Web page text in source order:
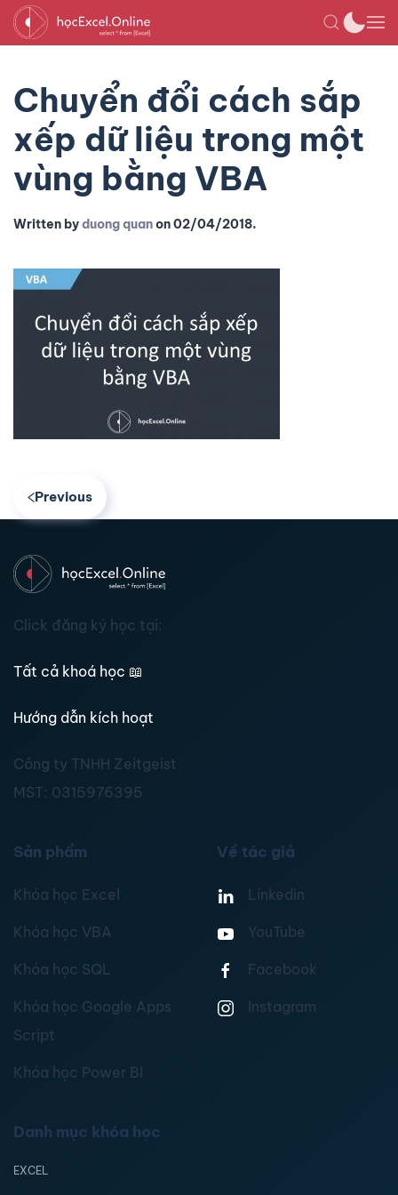
Chuyển đổi cách sắp
xếp dữ liệu trong một
vùng bằng VBA
Written byduong quanon02/04/2018.
Previous
Click đăng ký học tại:
Tất cả khoá học 📖
Hướng dẫn kích hoạt
Công ty TNHH Zeitgeist
MST: 0315976395
Sản phẩm
Khóa học Excel
Khóa học VBA
Khóa học SQL
Khóa học Google Apps
Script
Khóa học Power BI
Về tác giả
Linkedin
YouTube
Facebook
Instagram
Danh mục khóa học
EXCEL